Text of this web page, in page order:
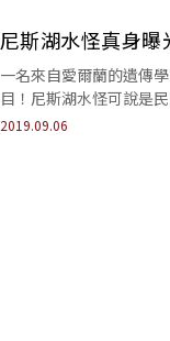
尼斯湖水怪真身
一名來自愛爾蘭的遺傳
目！尼斯湖水怪可說是
樣始終是個傳說。今天
2019.09.06